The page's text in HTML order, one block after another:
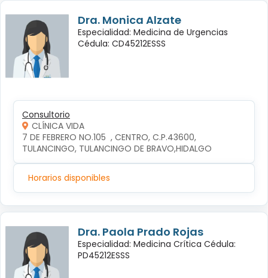
Dra. Monica Alzate
Especialidad: Medicina de Urgencias
Cédula: CD45212ESSS
Consultorio
CLÍNICA VIDA
7 DE FEBRERO NO.105  , CENTRO, C.P.43600,
TULANCINGO, TULANCINGO DE BRAVO,HIDALGO
Horarios disponibles
Dra. Paola Prado Rojas
Especialidad: Medicina Crítica Cédula:
PD45212ESSS